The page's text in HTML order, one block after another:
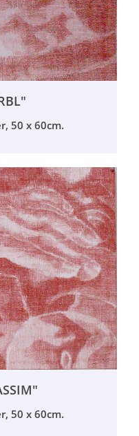
50 x 60cm.
50 x 60cm.